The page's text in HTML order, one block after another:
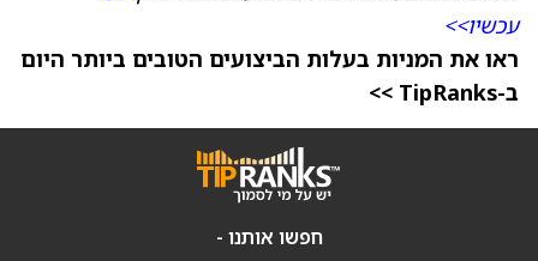
עכשיו>>
ראו את המניות בעלות הביצועים הטובים ביותר היום
ב-TipRanks >>
חפשו אותנו -